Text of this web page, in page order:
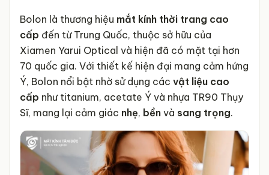
Bolon là thương hiệu mắt kính thời trang cao
cấp đến từ Trung Quốc, thuộc sở hữu của
Xiamen Yarui Optical và hiện đã có mặt tại hơn
70 quốc gia. Với thiết kế hiện đại mang cảm hứng
Ý, Bolon nổi bật nhờ sử dụng các vật liệu cao
cấp như titanium, acetate Ý và nhựa TR90 Thụy
Sĩ, mang lại cảm giác nhẹ, bền và sang trọng.